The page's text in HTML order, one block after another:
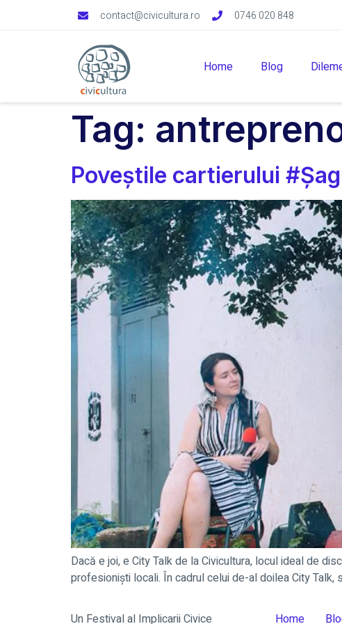
contact@civicultura.ro 0746 020 848
Home Blog
Tag:
Poveștile cartierului
Dacă e joi, e City Talk de la Civicultura, locul ideal de
profesioniști locali. În cadrul celui de-al doilea City
Un Festival al Implicarii Civice Home